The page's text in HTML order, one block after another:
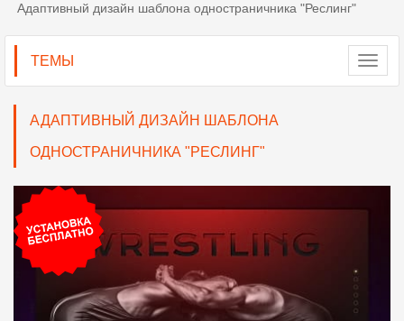
Адаптивный дизайн шаблона одностраничника "Реслинг"
ТЕМЫ
АДАПТИВНЫЙ ДИЗАЙН ШАБЛОНА
ОДНОСТРАНИЧНИКА "РЕСЛИНГ"